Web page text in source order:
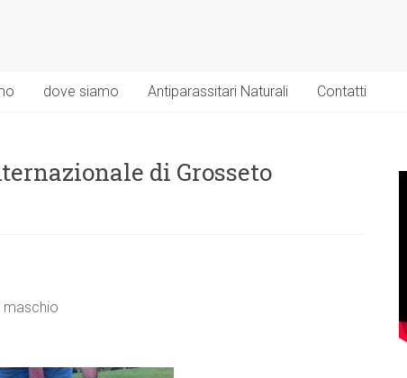
dove siamo Antiparassitari Naturali Contatti
di Grosseto
maschio